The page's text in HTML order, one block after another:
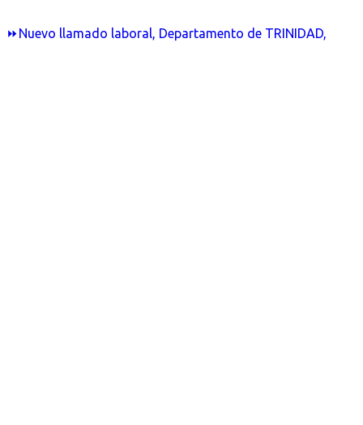
⏩Nuevo llamado laboral, Departamento de TRINIDAD,